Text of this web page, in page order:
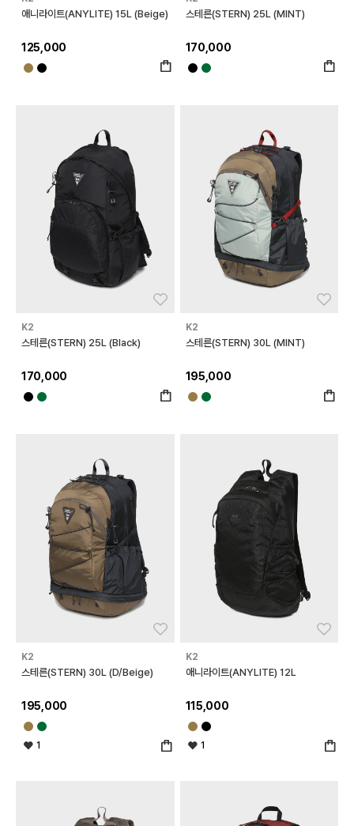
애니라이트(ANYLITE) 15L (Beige)
125,000
스테른(STERN) 25L (MINT)
170,000
K2
스테른(STERN) 25L (Black)
170,000
K2
스테른(STERN) 30L (MINT)
195,000
K2
스테른(STERN) 30L (D/Beige)
195,000
1
K2
애니라이트(ANYLITE) 12L
115,000
1